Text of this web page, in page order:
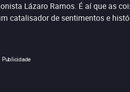
Lázaro Ramos. É aí que as
catalisador de sentimentos e
Publicidade